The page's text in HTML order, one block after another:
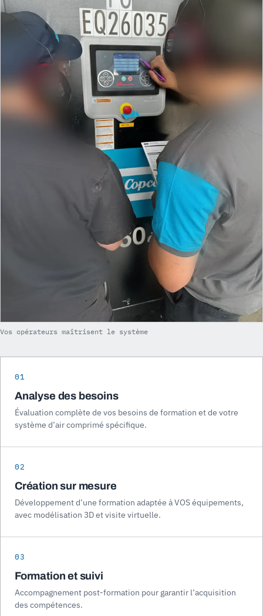
Vos opérateurs maîtrisent le système
01
Analyse des besoins
Évaluation complète de vos besoins de formation et de votre
système d’air comprimé spécifique.
02
Création sur mesure
Développement d’une formation adaptée à VOS équipements,
avec modélisation 3D et visite virtuelle.
03
Formation et suivi
Accompagnement post-formation pour garantir l’acquisition
des compétences.